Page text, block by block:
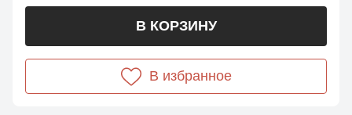
В КОРЗИНУ
В избранное